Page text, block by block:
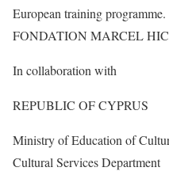
European training
FONDATION MARCEL
In collaboration with
REPUBLIC OF CYPRUS
Ministry of Education of
Cultural Services Department